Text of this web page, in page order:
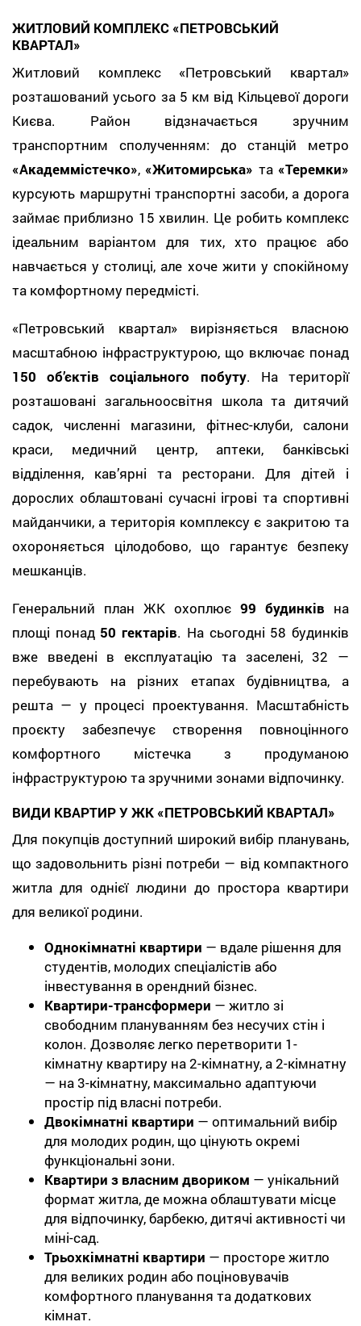
ЖИТЛОВИЙ КОМПЛЕКС «ПЕТРОВСЬКИЙ
КВАРТАЛ»
Житловий комплекс «Петровський квартал»
розташований усього за 5 км від Кільцевої дороги
Києва. Район відзначається зручним
транспортним сполученням: до станцій метро
«Академмістечко», «Житомирська» та «Теремки»
курсують маршрутні транспортні засоби, а дорога
займає приблизно 15 хвилин. Це робить комплекс
ідеальним варіантом для тих, хто працює або
навчається у столиці, але хоче жити у спокійному
та комфортному передмісті.
«Петровський квартал» вирізняється власною
масштабною інфраструктурою, що включає понад
150 об’єктів соціального побуту. На території
розташовані загальноосвітня школа та дитячий
садок, численні магазини, фітнес-клуби, салони
краси, медичний центр, аптеки, банківські
відділення, кав’ярні та ресторани. Для дітей і
дорослих облаштовані сучасні ігрові та спортивні
майданчики, а територія комплексу є закритою та
охороняється цілодобово, що гарантує безпеку
мешканців.
Генеральний план ЖК охоплює 99 будинків на
площі понад 50 гектарів. На сьогодні 58 будинків
вже введені в експлуатацію та заселені, 32 —
перебувають на різних етапах будівництва, а
решта — у процесі проектування. Масштабність
проєкту забезпечує створення повноцінного
комфортного містечка з продуманою
інфраструктурою та зручними зонами відпочинку.
ВИДИ КВАРТИР У ЖК «ПЕТРОВСЬКИЙ КВАРТАЛ»
Для покупців доступний широкий вибір планувань,
що задовольнить різні потреби — від компактного
житла для однієї людини до простора квартири
для великої родини.
Однокімнатні квартири — вдале рішення для
студентів, молодих спеціалістів або
інвестування в орендний бізнес.
Квартири-трансформери — житло зі
свободним плануванням без несучих стін і
колон. Дозволяє легко перетворити 1-
кімнатну квартиру на 2-кімнатну, а 2-кімнатну
— на 3-кімнатну, максимально адаптуючи
простір під власні потреби.
Двокімнатні квартири — оптимальний вибір
для молодих родин, що цінують окремі
функціональні зони.
Квартири з власним двориком — унікальний
формат житла, де можна облаштувати місце
для відпочинку, барбекю, дитячі активності чи
міні-сад.
Трьохкімнатні квартири — просторе житло
для великих родин або поціновувачів
комфортного планування та додаткових
кімнат.